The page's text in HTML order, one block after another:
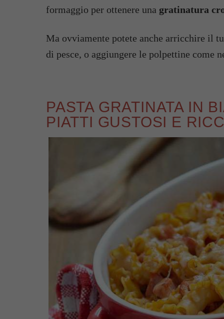
formaggio per ottenere una gratinatura
Ma ovviamente potete anche arricchire il
di pesce, o aggiungere le polpettine come
PASTA GRATINATA IN
PIATTI GUSTOSI E